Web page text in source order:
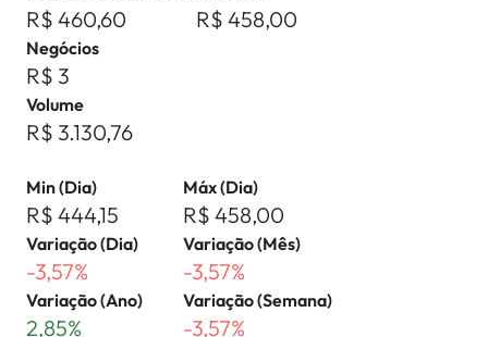
R$ 460,60 R$ 458,00
Negócios
R$ 3
Volume
R$ 3.130,76
Min (Dia)
R$ 444,15
Máx (Dia)
R$ 458,00
Variação (Dia)
-3,57%
Variação (Mês)
-3,57%
Variação (Ano)
2,85%
Variação (Semana)
-3,57%